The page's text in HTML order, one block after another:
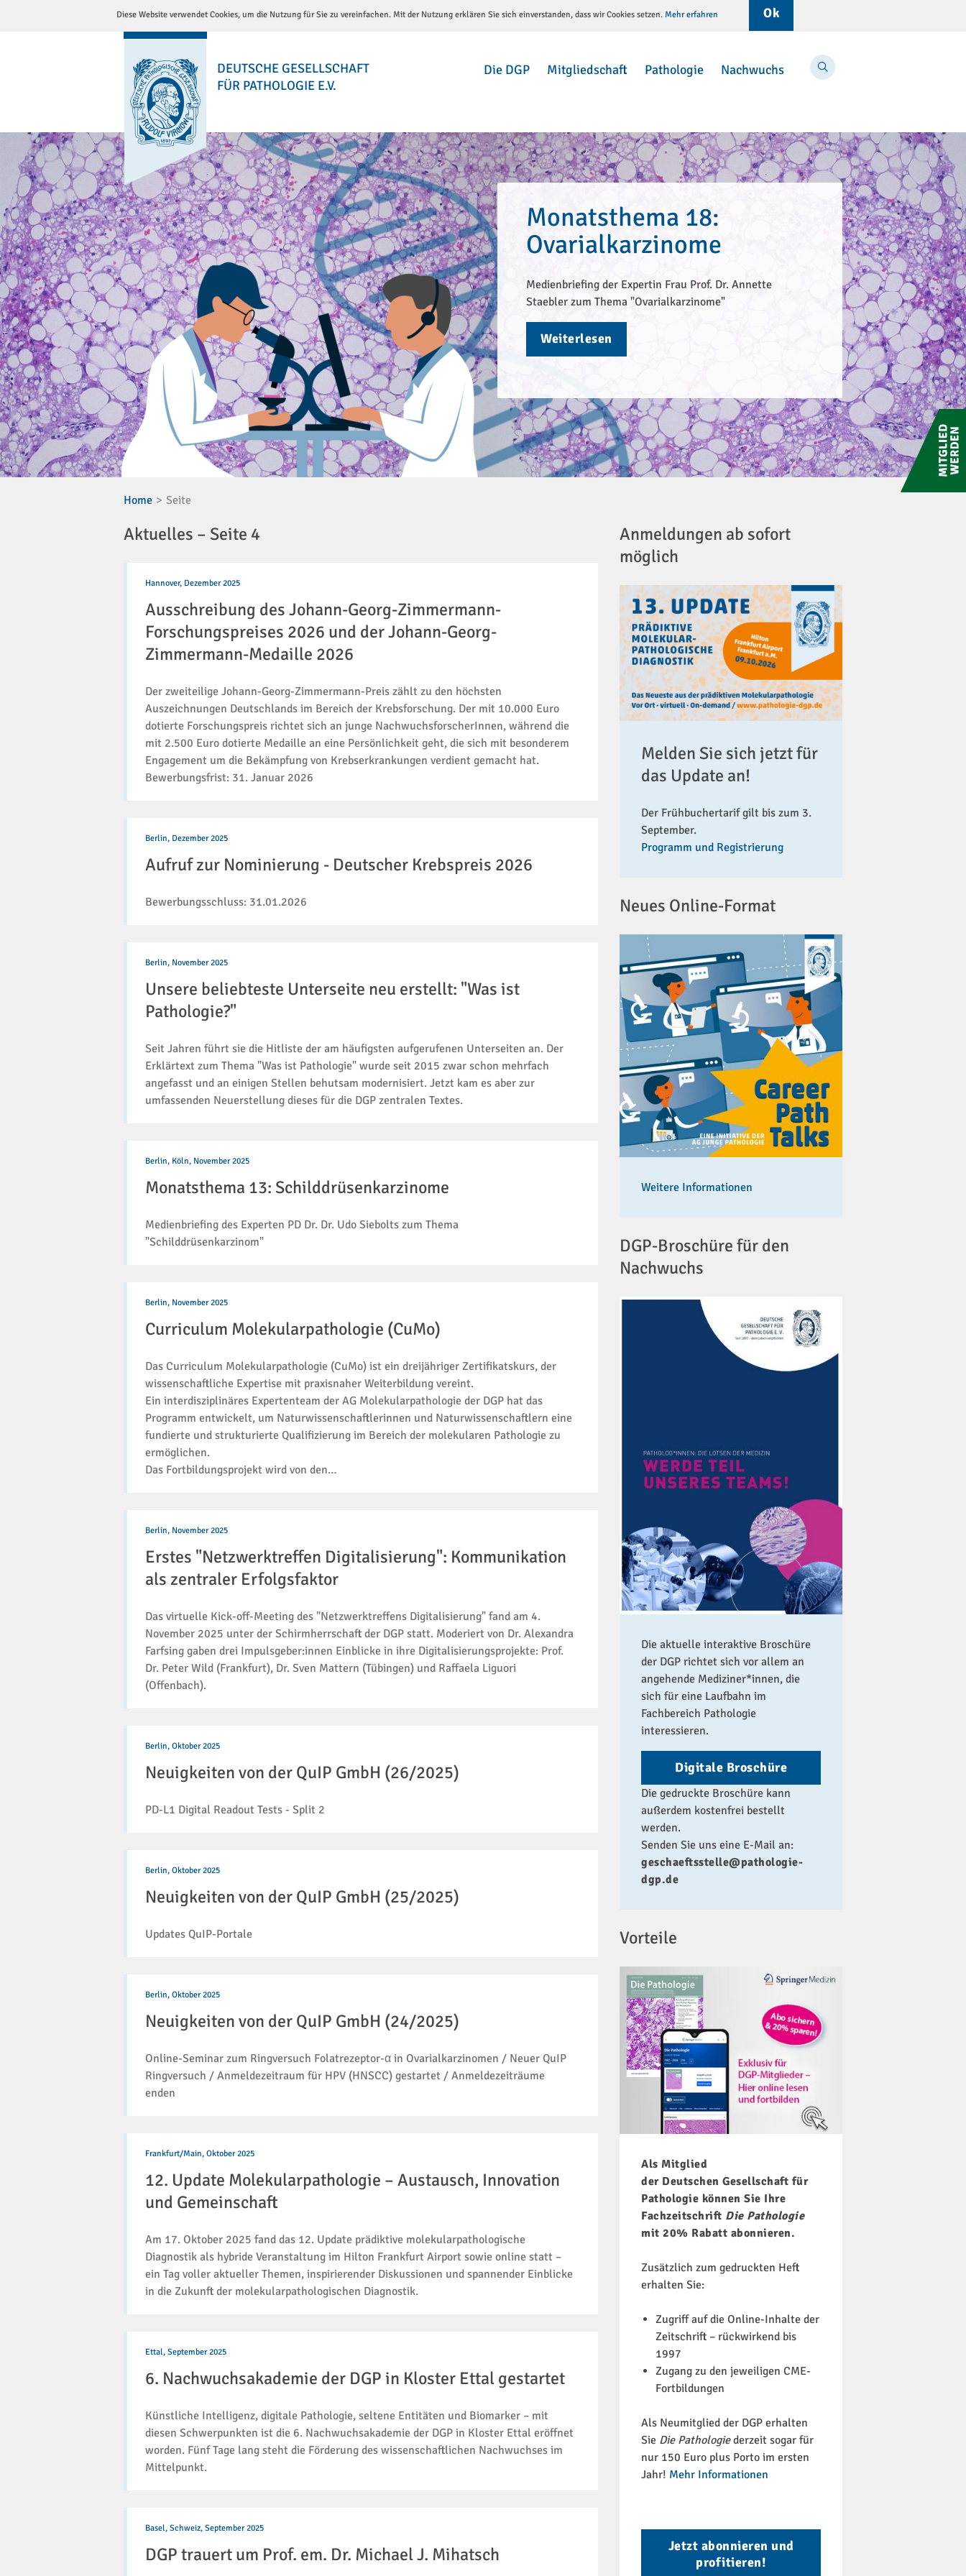
Diese Website verwendet Cookies, um die Nutzung für Sie zu vereinfachen. Mit der Nutzung erklären Sie sich einverstanden, dass wir Cookies setzen. Mehr erfahren Ok
DEUTSCHE GESELLSCHAFT
FÜR PATHOLOGIE E.V.
Die DGP Mitgliedschaft Pathologie Nachwuchs
Menü
Suche
Monatsthema 18:
Ovarialkarzinome
Medienbriefing der Expertin Frau Prof. Dr. Annette
Staebler zum Thema "Ovarialkarzinome"
Weiterlesen
Home Seite
Aktuelles – Seite 4
Georg-
Zimmermann-
Forschungspreises
2026
Johann-
Georg-
Zimmermann-
Medaille
2026
Hannover, Dezember 2025
Ausschreibung des Johann-Georg-Zimmermann-
Forschungspreises 2026 und der Johann-Georg-
Zimmermann-Medaille 2026
Der zweiteilige Johann-Georg-Zimmermann-Preis zählt zu den höchsten
Auszeichnungen Deutschlands im Bereich der Krebsforschung. Der mit 10.000 Euro
dotierte Forschungspreis richtet sich an junge NachwuchsforscherInnen, während die
mit 2.500 Euro dotierte Medaille an eine Persönlichkeit geht, die sich mit besonderem
Engagement um die Bekämpfung von Krebserkrankungen verdient gemacht hat.
Bewerbungsfrist: 31. Januar 2026
Krebspreis
Berlin, Dezember 2025
Aufruf zur Nominierung - Deutscher Krebspreis 2026
Bewerbungsschluss: 31.01.2026
beliebteste
erstellt:
"Was
Pathologie?"
Berlin, November 2025
Unsere beliebteste Unterseite neu erstellt: "Was ist
Pathologie?"
Seit Jahren führt sie die Hitliste der am häufigsten aufgerufenen Unterseiten an. Der
Erklärtext zum Thema "Was ist Pathologie" wurde seit 2015 zwar schon mehrfach
angefasst und an einigen Stellen behutsam modernisiert. Jetzt kam es aber zur
umfassenden Neuerstellung dieses für die DGP zentralen Textes.
Berlin, Köln, November 2025
Monatsthema 13: Schilddrüsenkarzinome
Medienbriefing des Experten PD Dr. Dr. Udo Siebolts zum Thema
"Schilddrüsenkarzinom"
Molekularpathologie
Berlin, November 2025
Curriculum Molekularpathologie (CuMo)
Das Curriculum Molekularpathologie (CuMo) ist ein dreijähriger Zertifikatskurs, der
wissenschaftliche Expertise mit praxisnaher Weiterbildung vereint.
Ein interdisziplinäres Expertenteam der AG Molekularpathologie der DGP hat das
Programm entwickelt, um Naturwissenschaftlerinnen und Naturwissenschaftlern eine
fundierte und strukturierte Qualifizierung im Bereich der molekularen Pathologie zu
ermöglichen.
Das Fortbildungsprojekt wird von den…
"Netzwerktreffen
Digitalisierung":
Kommunikation
zentraler
Berlin, November 2025
Erstes "Netzwerktreffen Digitalisierung": Kommunikation
als zentraler Erfolgsfaktor
Das virtuelle Kick-off-Meeting des "Netzwerktreffens Digitalisierung" fand am 4.
November 2025 unter der Schirmherrschaft der DGP statt. Moderiert von Dr. Alexandra
Farfsing gaben drei Impulsgeber:innen Einblicke in ihre Digitalisierungsprojekte: Prof.
Dr. Peter Wild (Frankfurt), Dr. Sven Mattern (Tübingen) und Raffaela Liguori
(Offenbach).
(26/2025)
Berlin, Oktober 2025
Neuigkeiten von der QuIP GmbH (26/2025)
PD-L1 Digital Readout Tests - Split 2
(25/2025)
Berlin, Oktober 2025
Neuigkeiten von der QuIP GmbH (25/2025)
Updates QuIP-Portale
(24/2025)
Berlin, Oktober 2025
Neuigkeiten von der QuIP GmbH (24/2025)
Online-Seminar zum Ringversuch Folatrezeptor-α in Ovarialkarzinomen / Neuer QuIP
Ringversuch / Anmeldezeitraum für HPV (HNSCC) gestartet / Anmeldezeiträume
enden
Update
Austausch,
Innovation
Gemeinschaft
Frankfurt/Main, Oktober 2025
12. Update Molekularpathologie – Austausch, Innovation
und Gemeinschaft
Am 17. Oktober 2025 fand das 12. Update prädiktive molekularpathologische
Diagnostik als hybride Veranstaltung im Hilton Frankfurt Airport sowie online statt –
ein Tag voller aktueller Themen, inspirierender Diskussionen und spannender Einblicke
in die Zukunft der molekularpathologischen Diagnostik.
Nachwuchsakademie
Kloster
gestartet
Ettal, September 2025
6. Nachwuchsakademie der DGP in Kloster Ettal gestartet
Künstliche Intelligenz, digitale Pathologie, seltene Entitäten und Biomarker – mit
diesen Schwerpunkten ist die 6. Nachwuchsakademie der DGP in Kloster Ettal eröffnet
worden. Fünf Tage lang steht die Förderung des wissenschaftlichen Nachwuchses im
Mittelpunkt.
trauertBasel, Schweiz, September 2025
DGP trauert um Prof. em. Dr. Michael J. Mihatsch
Anmeldungen ab sofort
möglich
Melden Sie sich jetzt für
das Update an!
Der Frühbuchertarif gilt bis zum 3.
September.
Programm und Registrierung
Neues Online-Format
Weitere Informationen
DGP-Broschüre für den
Nachwuchs
Die aktuelle interaktive Broschüre
der DGP richtet sich vor allem an
angehende Mediziner*innen, die
sich für eine Laufbahn im
Fachbereich Pathologie
interessieren.
Digitale Broschüre
Die gedruckte Broschüre kann
außerdem kostenfrei bestellt
werden.
Senden Sie uns eine E-Mail an:
geschaeftsstelle@pathologie-
dgp.de
Vorteile
Als Mitglied
der Deutschen Gesellschaft für
Pathologie können Sie Ihre
Fachzeitschrift Die Pathologie
mit 20% Rabatt abonnieren.
Zusätzlich zum gedruckten Heft
erhalten Sie:
Zugriff auf die Online-Inhalte der
Zeitschrift – rückwirkend bis
1997
Zugang zu den jeweiligen CME-
Fortbildungen
Als Neumitglied der DGP erhalten
Sie Die Pathologiederzeit sogar für
nur 150 Euro plus Porto im ersten
Jahr! Mehr Informationen
Jetzt abonnieren und
profitieren!
Mitglied
werden